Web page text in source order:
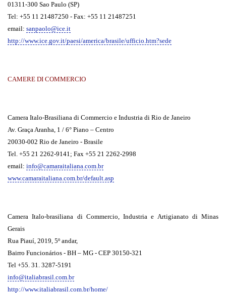
01311-300 Sao Paulo (SP)
Tel: +55 11 21487250 - Fax: +55 11 21487251
email: sanpaolo@ice.it
http://www.ice.gov.it/paesi/america/brasile/ufficio.htm?sede
CAMERE DI COMMERCIO
Camera Italo-Brasiliana di Commercio e Industria di Rio de Janeiro
Av. Graça Aranha, 1 / 6° Piano – Centro
20030-002 Rio de Janeiro - Brasile
Tel. +55 21 2262-9141; Fax +55 21 2262-2998
email: info@camaraitaliana.com.br
www.camaraitaliana.com.br/default.asp
Camera Italo-brasiliana di Commercio, Industria e Artigianato di Minas
Gerais
Rua Piauí, 2019, 5º andar,
Bairro Funcionários - BH – MG - CEP 30150-321
Tel +55. 31. 3287-5191
info@italiabrasil.com.br
http://www.italiabrasil.com.br/home/